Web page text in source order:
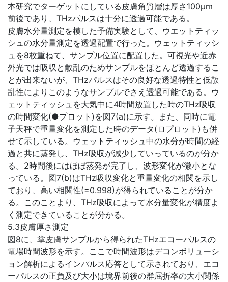
本研究でターゲットにしている皮膚角質層は厚さ100μm
前後であり、THzパルスは十分に透過可能である。
皮膚水分量測定を模した予備実験として、ウエットティッ
シュの水分量測定を透過配置で行った。ウェットティッシ
ュを8枚重ねて、サンプル位置に配置した。可視光や近赤
外光では吸収と散乱のためサンプルをほとんど透過するこ
とが出来ないが、THzパルスはその良好な透過特性と低散
乱性によりこのようなサンプルでさえ透過可能である。ウ
ェットティッシュを大気中に4時間放置した時のTHz吸収
の時間変化(●プロット)を図7(a)に示す。また、同時に電
子天秤で重量変化を測定した時のデータ(ロプロット)も併
せて示している。ウェットティッシュ中の水分が時間の経
過と共に蒸発し、THz吸収が減少していっているのが分か
る。2時間後にはほぼ蒸発が完了し、波形変化が微小とな
っている。図7(b)はTHz吸収変化と重量変化の相関を示し
ており、高い相関性(=0.998)が得られていることが分か
る。このことより、THz吸収によって水分量変化が精度よ
く測定できていることが分かる。
5.3皮膚厚さ測定
図8に、掌皮膚サンプルから得られたTHzエコーパルスの
電場時間波形を示す。ここで時間波形はデコンボリューシ
ョン解析によるインパルス応答として示されており、エコ
ーパルスの正負及び大小は境界前後の群屈折率の大小関係